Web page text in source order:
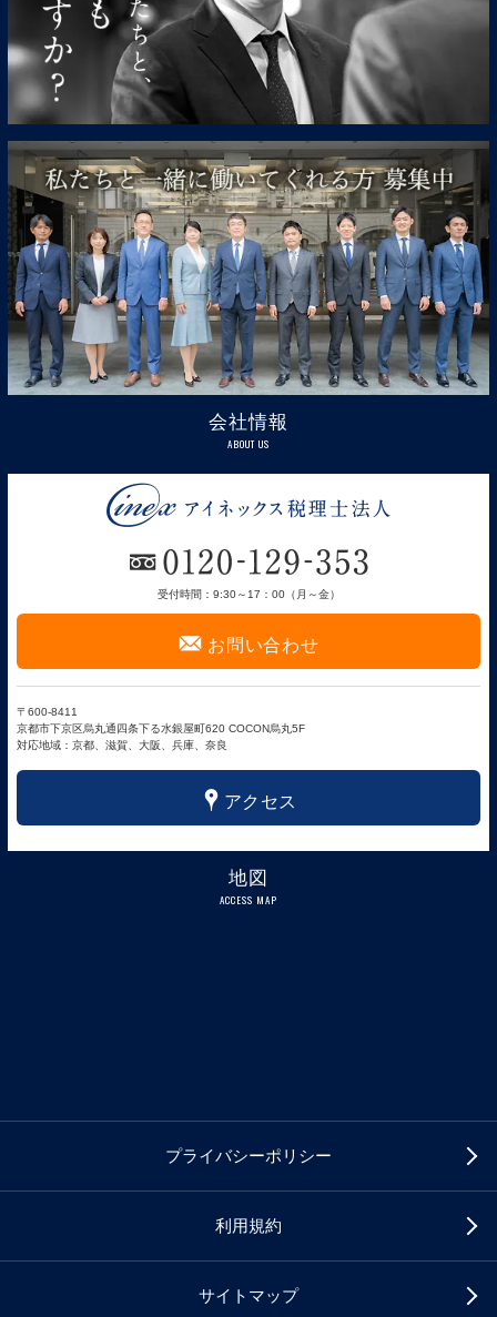
会社情報
ABOUT US
受付時間：9:30～17：00（月～金）
F お問い合わせ
〒600-8411
京都市下京区烏丸通四条下る水銀屋町620 COCON烏丸5F
対応地域：京都、滋賀、大阪、兵庫、奈良
x アクセス
地図
ACCESS MAP
プライバシーポリシー
利用規約
サイトマップ